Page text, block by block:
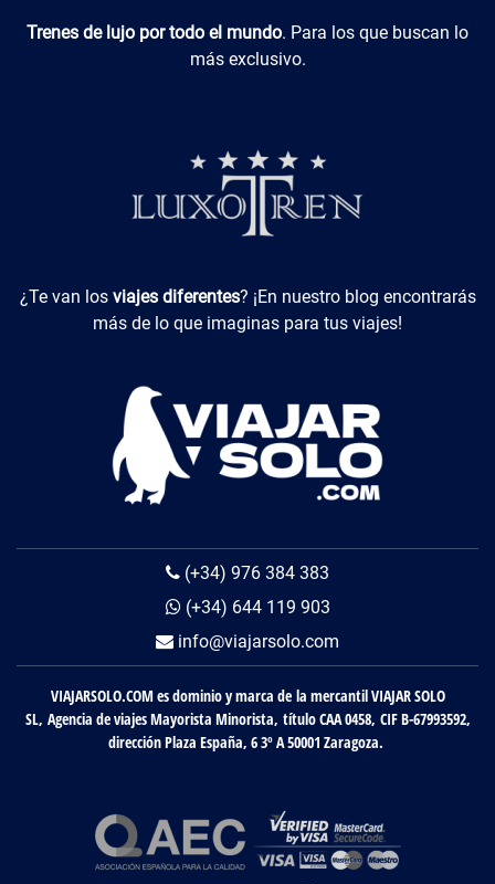
Luxotren
Trenes de lujo por todo el mundo. Para los que buscan lo
más exclusivo.
Viajes Diferentes
¿Te van los viajes diferentes? ¡En nuestro blog encontrarás
más de lo que imaginas para tus viajes!
(+34) 976 384 383
(+34) 644 119 903
info@viajarsolo.com
VIAJARSOLO.COM es dominio y marca de la mercantil VIAJAR SOLO
SL, Agencia de viajes Mayorista Minorista, título CAA 0458, CIF B-67993592,
dirección Plaza España, 6 3º A 50001 Zaragoza.